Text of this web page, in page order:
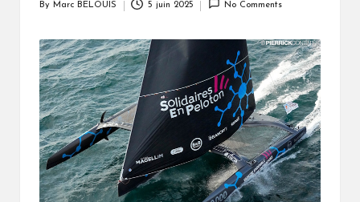
By Marc BELOUIS 5 juin 2025 No Comments